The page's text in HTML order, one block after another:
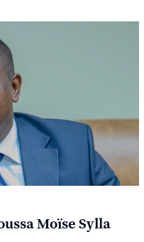
Moïse Sylla